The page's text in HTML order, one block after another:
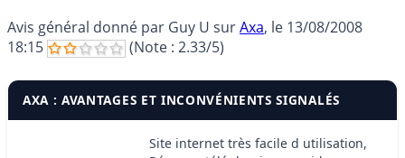
Avis général donné par Guy U surAxa, le 13/08/2008
18:15
(Note : 2.33/5)
AXA : AVANTAGES ET INCONVÉNIENTS SIGNALÉS
Site internet très facile d utilisation,